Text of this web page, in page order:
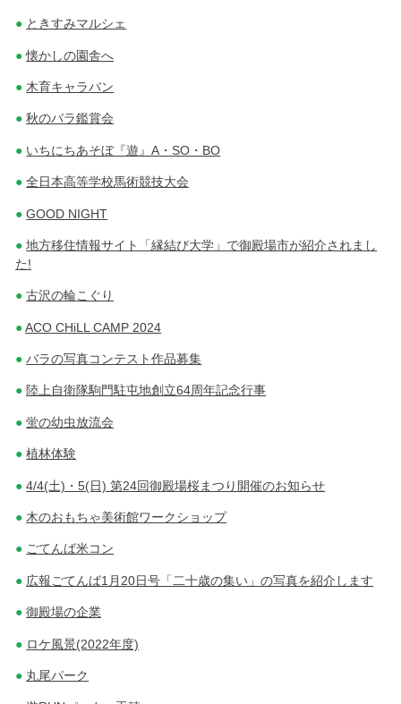
ときすみマルシェ
懐かしの園舎へ
木育キャラバン
秋のバラ鑑賞会
いちにちあそぼ『遊』A・SO・BO
全日本高等学校馬術競技大会
GOOD NIGHT
地方移住情報サイト「縁結び大学」で御殿場市が紹介されまし
た!
古沢の輪こぐり
ACO CHiLL CAMP 2024
バラの写真コンテスト作品募集
陸上自衛隊駒門駐屯地創立64周年記念行事
蛍の幼虫放流会
植林体験
4/4(土)・5(日) 第24回御殿場桜まつり開催のお知らせ
木のおもちゃ美術館ワークショップ
ごてんば米コン
広報ごてんば1月20日号「二十歳の集い」の写真を紹介します
御殿場の企業
ロケ風景(2022年度)
丸尾パーク